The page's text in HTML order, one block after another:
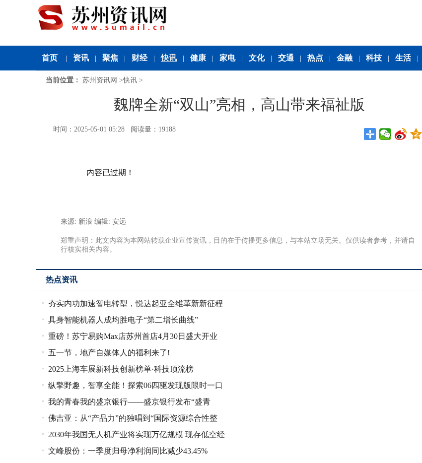
首页 资讯 聚焦 财经 快讯 健康 家电 文化 交通 热点 金融 科技 生活
当前位置： 苏州资讯网 >快讯 >
魏牌全新“双山”亮相，高山带来福祉版
时间：2025-05-01 05:28 阅读量：19188
内容已过期！
来源: 新浪 编辑: 安远
郑重声明：此文内容为本网站转载企业宣传资讯，目的在于传播更多信息，与本站立场无关。仅供读者参考，并请自
行核实相关内容。
热点资讯
夯实内功加速智电转型，悦达起亚全维革新新征程
具身智能机器人成均胜电子“第二增长曲线”
重磅！苏宁易购Max店苏州首店4月30日盛大开业
五一节，地产自媒体人的福利来了!
2025上海车展新科技创新榜单·科技顶流榜
纵擎野趣，智享全能！探索06四驱发现版限时一口
价10.99万元
我的青春我的盛京银行——盛京银行发布“盛青
春”共青团工作品牌
佛吉亚：从“产品力”的独唱到“国际资源综合性整
合”的大合唱——新趋势下的
2030年我国无人机产业将实现万亿规模 现存低空经
济相关企业超7.9万家
文峰股份：一季度归母净利润同比减少43.45%